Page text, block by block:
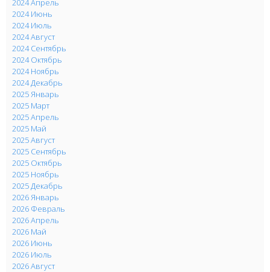
2024 Апрель
2024 Июнь
2024 Июль
2024 Август
2024 Сентябрь
2024 Октябрь
2024 Ноябрь
2024 Декабрь
2025 Январь
2025 Март
2025 Апрель
2025 Май
2025 Август
2025 Сентябрь
2025 Октябрь
2025 Ноябрь
2025 Декабрь
2026 Январь
2026 Февраль
2026 Апрель
2026 Май
2026 Июнь
2026 Июль
2026 Август